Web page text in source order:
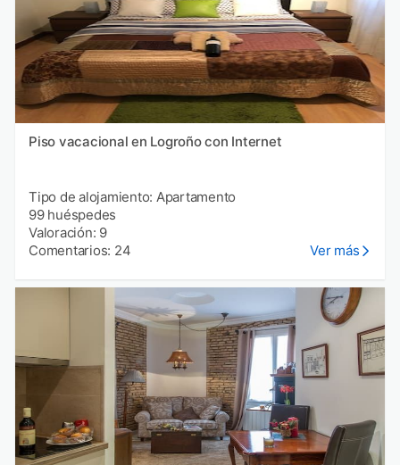
Piso vacacional en Logroño con Internet
Tipo de alojamiento: Apartamento
99 huéspedes
Valoración: 9
Comentarios: 24
Ver más